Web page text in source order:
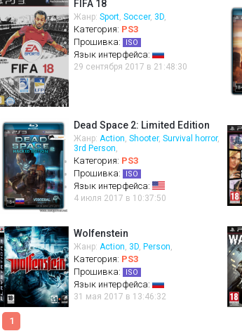
FIFA 18
Жанр: Sport, Soccer, 3D,
Категория: PS3
Прошивка:
ISO
Язык интерфейса:
29 сентября 2017 в 21:48:30
Dead Space 2: Limited Edition
Жанр: Action, Shooter, Survival horror,
3rd Person,
Категория: PS3
Прошивка:
ISO
Язык интерфейса:
4 июля 2017 в 10:37:50
Wolfenstein
Жанр: Action, 3D, Person,
Категория: PS3
Прошивка:
ISO
Язык интерфейса:
31 мая 2017 в 13:46:32
1